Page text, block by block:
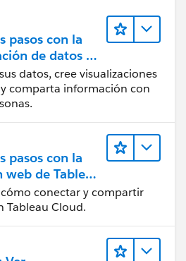
pasos con la
de datos en
datos, cree visualizaciones
comparta información con
pasos con la
web de Tableau
conectar y compartir
Tableau Cloud.